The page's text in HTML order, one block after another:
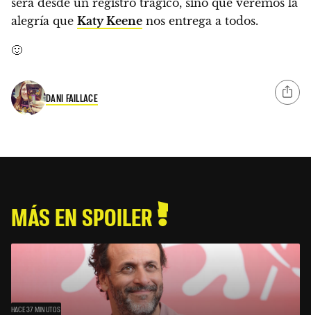
será desde un registro trágico, sino que veremos la
alegría que Katy Keene nos entrega a todos.
🙂
DANI FAILLACE
MÁS EN SPOILER
HACE 37 MINUTOS